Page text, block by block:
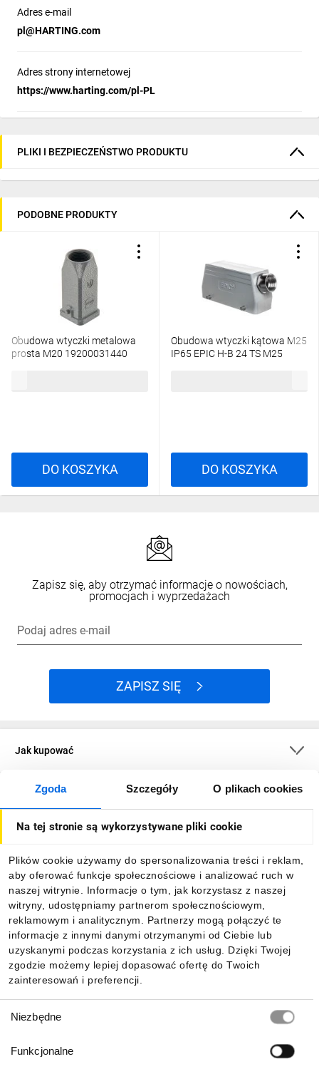
Zgoda Szczegóły O plikach cookies
Na tej stronie są wykorzystywane pliki cookie
Plików cookie używamy do spersonalizowania treści i reklam,
aby oferować funkcje społecznościowe i analizować ruch w
naszej witrynie. Informacje o tym, jak korzystasz z naszej
witryny, udostępniamy partnerom społecznościowym,
reklamowym i analitycznym. Partnerzy mogą połączyć te
informacje z innymi danymi otrzymanymi od Ciebie lub
uzyskanymi podczas korzystania z ich usług. Dzięki Twojej
zgodzie możemy lepiej dopasować ofertę do Twoich
zainteresowań i preferencji.
zgody
Niezbędne
Funkcjonalne
Adres e-mail
pl@HARTING.com
Adres strony internetowej
https://www.harting.com/pl-PL
PLIKI I BEZPIECZEŃSTWO PRODUKTU
PODOBNE PRODUKTY
Obudowa wtyczki metalowa
prosta M20 19200031440
DO KOSZYKA
Obudowa wtyczki kątowa M25
IP65 EPIC H-B 24 TS M25
DO KOSZYKA
Zapisz się, aby otrzymać informacje o nowościach,
promocjach i wyprzedażach
Podaj adres e-mail
ZAPISZ SIĘ
Jak kupować
O firmie
Informacje
Pobierz naszą aplikację mobilną: